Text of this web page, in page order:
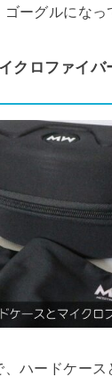
ーグルになっ
クロファイバ
、ハードケー